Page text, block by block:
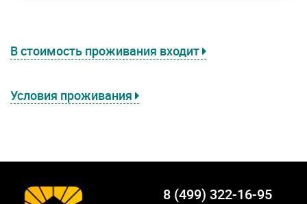
В стоимость проживания входит
Условия проживания
8 (499) 322-16-95